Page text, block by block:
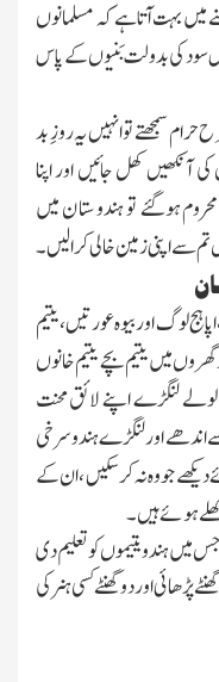
میں بہت آتاہے کہ مسلمانوں
اس سود کی بدولت بَنیوں کے پاس
سمجھتے تو انہیں یہ روزِ بد
آنکھیں کھل جائیں اور اپنا
ہوگئے تو ہندو ستا ن میں
سے اپنی زمین خالی کرالیں ۔
ہج لوگ اور بیوہ عورتیں ، یتیم
ں میں یتیم بچے یتیم خانوں
لولے لنگڑے اپنے لائق محنت
اور لنگڑے ہندو سرخی
دیکھے جو وہ نہ کرسکیں ، ان کے
ہوئے ہیں ۔
میں ہندو یتیموں کو تعلیم دی
پڑھائی اور دو گھنٹے کسی ہنر کی